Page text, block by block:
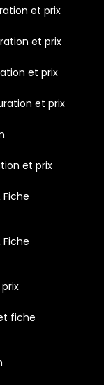
et prix
et prix
et prix
et prix
et prix
Fiche
Fiche
fiche